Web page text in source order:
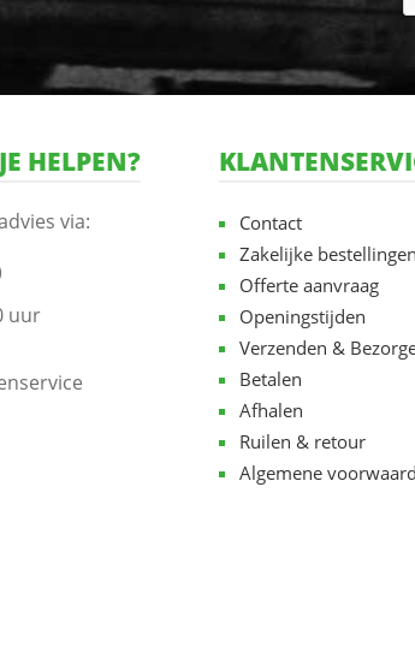
HELPEN?
via:
uur
Contact
Zakelijke bestellingen
Offerte aanvraag
Openingstijden
Verzenden &
Betalen
Afhalen
Ruilen & retour
Algemene